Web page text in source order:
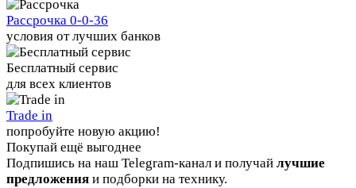
Рассрочка 0-0-36
условия от лучших банков
Бесплатный сервис
для всех клиентов
Trade in
попробуйте новую акцию!
Покупай ещё выгоднее
Подпишись на наш Telegram-канал и получай лучшие
предложения и подборки на технику.